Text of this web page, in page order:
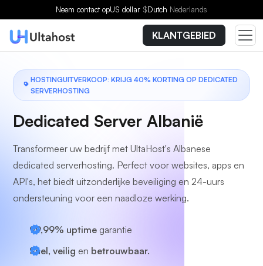
Neem contact opUS dollar $Dutch Nederlands
KLANTGEBIED
HOSTINGUITVERKOOP: KRIJG 40% KORTING OP DEDICATED
SERVERHOSTING
Dedicated Server Albanië
Transformeer uw bedrijf met UltaHost's Albanese
dedicated serverhosting. Perfect voor websites, apps en
API's, het biedt uitzonderlijke beveiliging en 24-uurs
ondersteuning voor een naadloze werking.
99,99% uptime garantie
Snel, veilig en betrouwbaar.